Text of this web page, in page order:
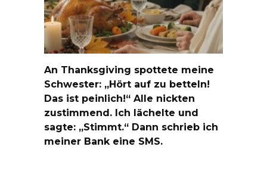
An Thanksgiving spottete meine
Schwester: „Hört auf zu betteln!
Das ist peinlich!“ Alle nickten
zustimmend. Ich lächelte und
sagte: „Stimmt.“ Dann schrieb ich
meiner Bank eine SMS.